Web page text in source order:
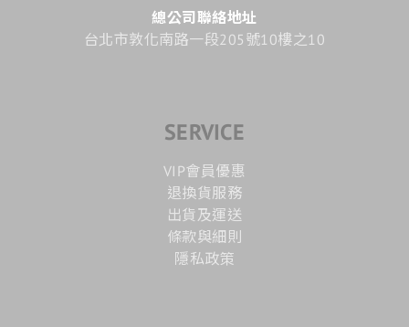
總公司聯絡地址
台北市敦化南路一段205號10樓之10
SERVICE
VIP會員優惠
退換貨服務
出貨及運送
條款與細則
隱私政策